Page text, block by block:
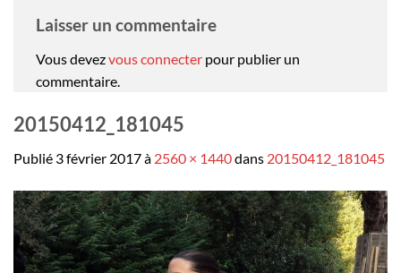
Laisser un commentaire
Vous devezvous connecter pour publier un
commentaire.
20150412_181045
Publié 3 février 2017à 2560 × 1440dans 20150412_181045